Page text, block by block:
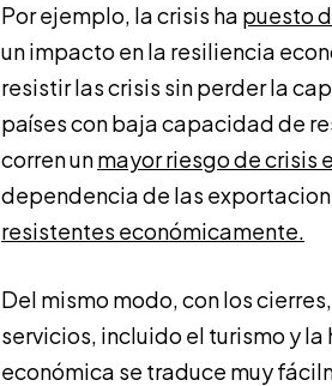
Por ejemplo, la crisis ha puesto
un impacto en la resiliencia
resistir las crisis sin perder la
países con baja capacidad de
corren unmayor riesgo de crisis
dependencia de las
resistentes económicamente.
Del mismo modo, con los
servicios, incluido el turismo y la
económica se traduce muy